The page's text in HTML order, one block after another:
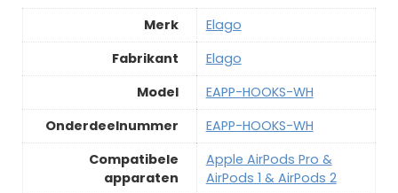
Merk
‎Elago
Fabrikant
‎Elago
Model
‎EAPP-HOOKS-WH
Onderdeelnummer
‎EAPP-HOOKS-WH
Compatibele
apparaten
‎Apple AirPods Pro &
AirPods 1 & AirPods 2